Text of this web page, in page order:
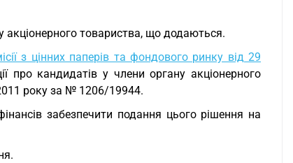
акціонерного товариства, що додаються.
з цінних паперів та фондового ринку від 29
про кандидатів у члени органу акціонерного
року за № 1206/19944.
забезпечити подання цього рішення на